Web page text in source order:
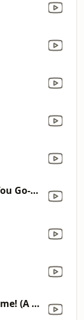
Wake Me Up Before You Go-Go
Gimme! Gimme! Gimme! (A Man After Midnight)